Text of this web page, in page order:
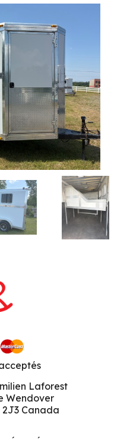
Laforest
Wendover
2J3 Canada